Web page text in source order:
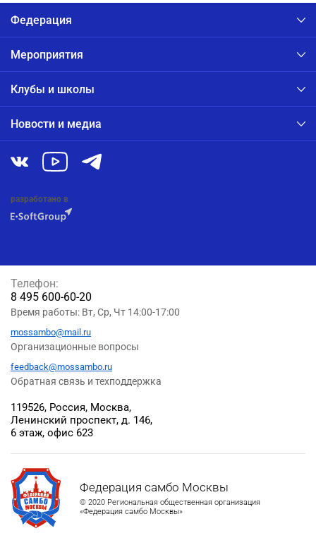
Федерация
Мероприятия
Клубы и школы
Новости и медиа
разработано в
Федерация самбо Москвы
© 2020 Региональная общественная организация
«Федерация самбо Москвы»
119526, Россия, Москва,
Ленинский проспект, д. 146,
6 этаж, офис 623
Телефон:
8 495 600-60-20
Время работы: Вт, Ср, Чт 14:00-17:00
mossambo@mail.ru
Организационные вопросы
feedback@mossambo.ru
Обратная связь и техподдержка